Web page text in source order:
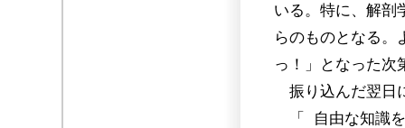
いる。特に、解剖
らのものとなる
っ！」となった次
振り込んだ翌日
「 自由な知識を